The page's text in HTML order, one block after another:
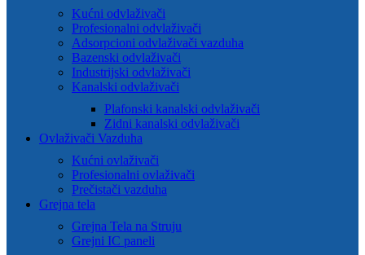
Kućni odvlaživači
Profesionalni odvlaživači
Adsorpcioni odvlaživači vazduha
Bazenski odvlaživači
Industrijski odvlaživači
Kanalski odvlaživači
Plafonski kanalski odvlaživači
Zidni kanalski odvlaživači
Ovlaživači Vazduha
Kućni ovlaživači
Profesionalni ovlaživači
Prečistači vazduha
Grejna tela
Grejna Tela na Struju
Grejni IC paneli